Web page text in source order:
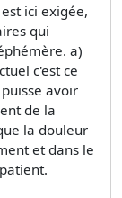
ici exigée,
qui
a)
c'est ce
avoir
de la
la douleur
et dans le